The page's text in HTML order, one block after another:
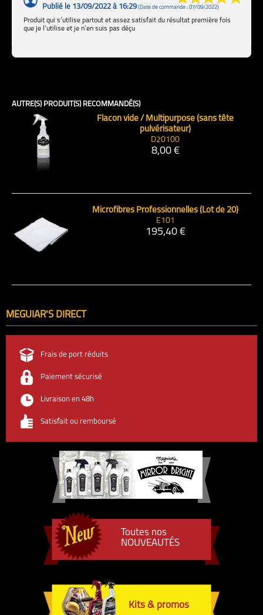
Publié le 13/09/2022 à 16:29(Date de commande : 07/09/2022)
Produit qui s’utilise partout et assez satisfait du résultat première fois
que je l’utilise et je n’en suis pas déçu
AUTRE(S) PRODUIT(S) RECOMMANDÉ(S)
Flacon vide / Multipurpose (sans tête
pulvérisateur)
D20100
8,00 €
Microfibres Professionnelles (Lot de 20)
E101
195,40 €
MEGUIAR'S DIRECT
Frais de port réduits
Paiement sécurisé
Livraison en 48h
Satisfait ou remboursé
Toutes nos
NOUVEAUTÉS
Kits & promos